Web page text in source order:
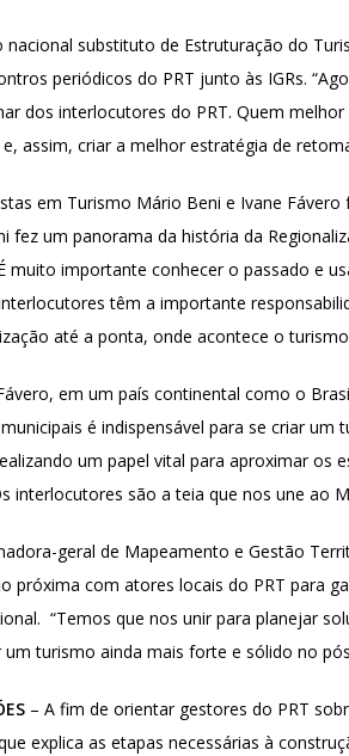
nacional substituto de Estruturação do
periódicos do PRT junto às IGRs.
dos interlocutores do PRT. Quem
assim, criar a melhor estratégia de
em Turismo Mário Beni e Ivane
fez um panorama da história da
muito importante conhecer o passado e
têm a importante
até a ponta, onde acontece o
em um país continental como o
é indispensável para se criar
um papel vital para aproximar os
interlocutores são a teia que nos une ao
geral de Mapeamento e Gestão
próxima com atores locais do PRT para
“Temos que nos unir para planejar
um turismo ainda mais forte e sólido no
– A fim de orientar gestores do PRT
explica as etapas necessárias à